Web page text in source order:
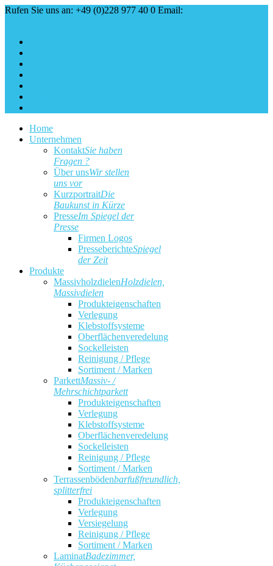
Rufen Sie uns an: +49 (0)228 977 40 0 Email:
Home
Unternehmen
KontaktSie haben
Fragen ?
Über unsWir stellen
uns vor
KurzportraitDie
Baukunst in Kürze
PresseIm Spiegel der
Presse
Firmen Logos
PresseberichteSpiegel
der Zeit
Produkte
MassivholzdielenHolzdielen,
Massivdielen
Produkteigenschaften
Verlegung
Klebstoffsysteme
Oberflächenveredelung
Sockelleisten
Reinigung / Pflege
Sortiment / Marken
ParkettMassiv- /
Mehrschichtparkett
Produkteigenschaften
Verlegung
Klebstoffsysteme
Oberflächenveredelung
Sockelleisten
Reinigung / Pflege
Sortiment / Marken
Terrassenbödenbarfußfreundlich,
splitterfrei
Produkteigenschaften
Verlegung
Versiegelung
Reinigung / Pflege
Sortiment / Marken
LaminatBadezimmer,